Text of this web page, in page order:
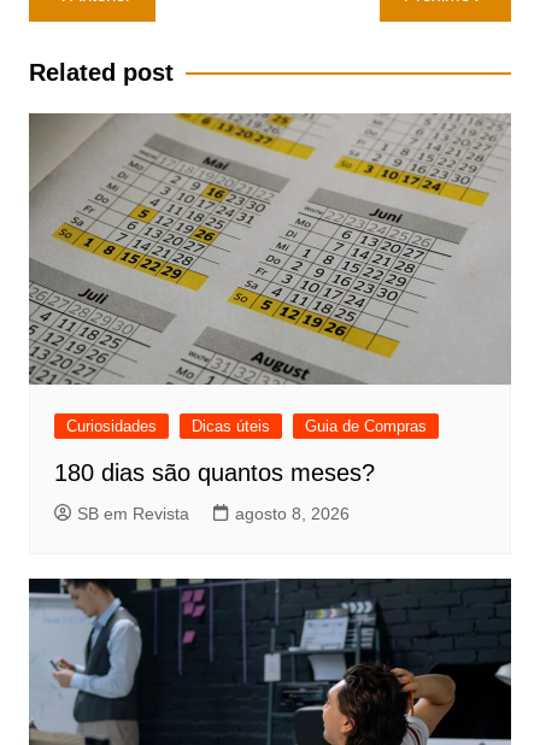
de
Post
Related post
Curiosidades Dicas úteis Guia de Compras
180 dias são quantos meses?
SB em Revista agosto 8, 2026